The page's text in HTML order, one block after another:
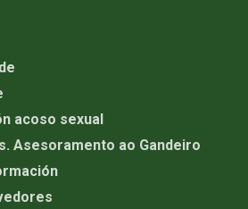
acoso sexual
Asesoramento ao Gandeiro